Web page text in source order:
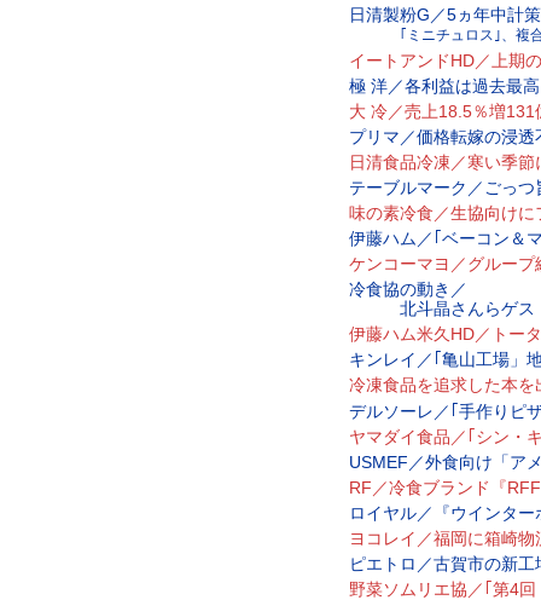
日清製粉G／5ヵ年中計
｢ミニチュロス｣、複
イートアンドHD／上期
極 洋／各利益は過去最
大 冷／売上18.5％増131
プリマ／価格転嫁の浸
日清食品冷凍／寒い季
テーブルマーク／ごっ
味の素冷食／生協向け
伊藤ハム／｢ベーコン＆
ケンコーマヨ／グルー
冷食協の動き／
北斗晶さんらゲスト
伊藤ハム米久HD／トー
キンレイ／｢亀山工場」
冷凍食品を追求した本を
デルソーレ／｢手作りピ
ヤマダイ食品／｢シン・
USMEF／外食向け「ア
RF／冷食ブランド『
ロイヤル／『ウインタ
ヨコレイ／福岡に箱崎
ピエトロ／古賀市の新
野菜ソムリエ協／｢第4